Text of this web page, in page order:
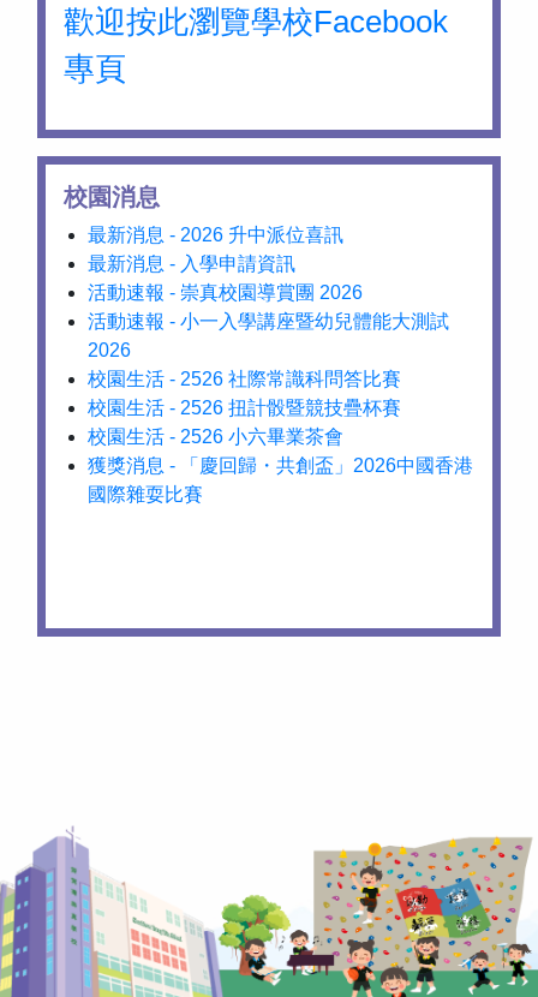
歡迎按此瀏覽學校Facebook
專頁
校園消息
最新消息 - 2026 升中派位喜訊
最新消息 - 入學申請資訊
活動速報 - 崇真校園導賞團 2026
活動速報 - 小一入學講座暨幼兒體能大測試
2026
校園生活 - 2526 社際常識科問答比賽
校園生活 - 2526 扭計骰暨競技疊杯賽
校園生活 - 2526 小六畢業茶會
獲獎消息 - 「慶回歸・共創盃」2026中國香港
國際雜耍比賽